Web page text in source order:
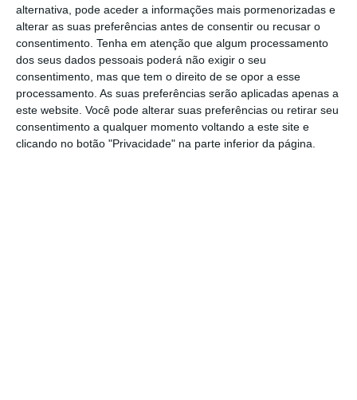
alternativa, pode aceder a informações mais pormenorizadas e
alterar as suas preferências antes de consentir ou recusar o
consentimento. Tenha em atenção que algum processamento
dos seus dados pessoais poderá não exigir o seu
consentimento, mas que tem o direito de se opor a esse
processamento. As suas preferências serão aplicadas apenas a
este website. Você pode alterar suas preferências ou retirar seu
consentimento a qualquer momento voltando a este site e
clicando no botão "Privacidade" na parte inferior da página.
De que forma? Assine o ECO Premium e
tenha acesso a notícias exclusivas, à
opinião que conta, às reportagens e
especiais que mostram o outro lado da
história.
Esta assinatura é uma forma de apoiar